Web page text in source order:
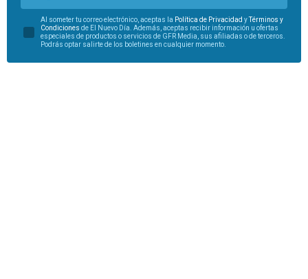
Al someter tu correo electrónico, aceptas la Política de Privacidad yTérminos y
Condiciones de El Nuevo Día. Además, aceptas recibir información u ofertas
especiales de productos o servicios de GFR Media, sus afiliadas o de terceros.
Podrás optar salirte de los boletines en cualquier momento.